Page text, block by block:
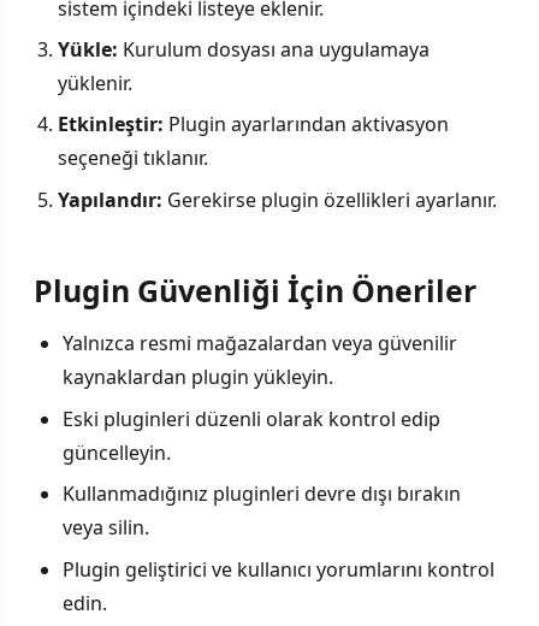
sistem içindeki listeye eklenir.
Yükle: Kurulum dosyası ana uygulamaya
yüklenir.
Etkinleştir: Plugin ayarlarından aktivasyon
seçeneği tıklanır.
Yapılandır: Gerekirse plugin özellikleri ayarlanır.
Plugin Güvenliği İçin Öneriler
Yalnızca resmi mağazalardan veya güvenilir
kaynaklardan plugin yükleyin.
Eski pluginleri düzenli olarak kontrol edip
güncelleyin.
Kullanmadığınız pluginleri devre dışı bırakın
veya silin.
Plugin geliştirici ve kullanıcı yorumlarını kontrol
edin.